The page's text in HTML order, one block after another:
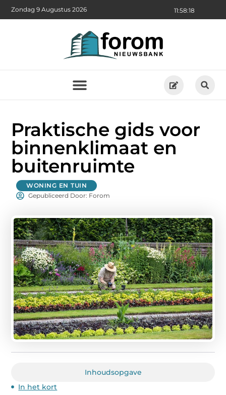
11:58:19
Zondag 9 Augustus 2026
Praktische gids voor
binnenklimaat en
buitenruimte
WONING EN TUIN
Gepubliceerd Door: Forom
Inhoudsopgave
In het kort